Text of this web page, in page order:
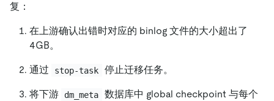
复：
在上游确认出错时对应的 binlog 文件的大小超出了
4GB。
通过 stop-task 停止迁移任务。
将下游 dm_meta
数据库中 global checkpoint 与每个